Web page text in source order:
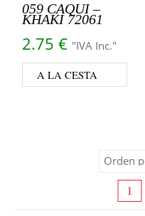
059 CAQUI –
KHAKI 72061
2.75 € "IVA Inc."
A LA CESTA
1